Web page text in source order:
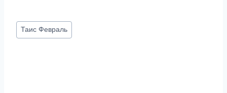
Метки
записи:
Таис Февраль